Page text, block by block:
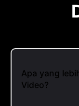
Apa yang
Video?